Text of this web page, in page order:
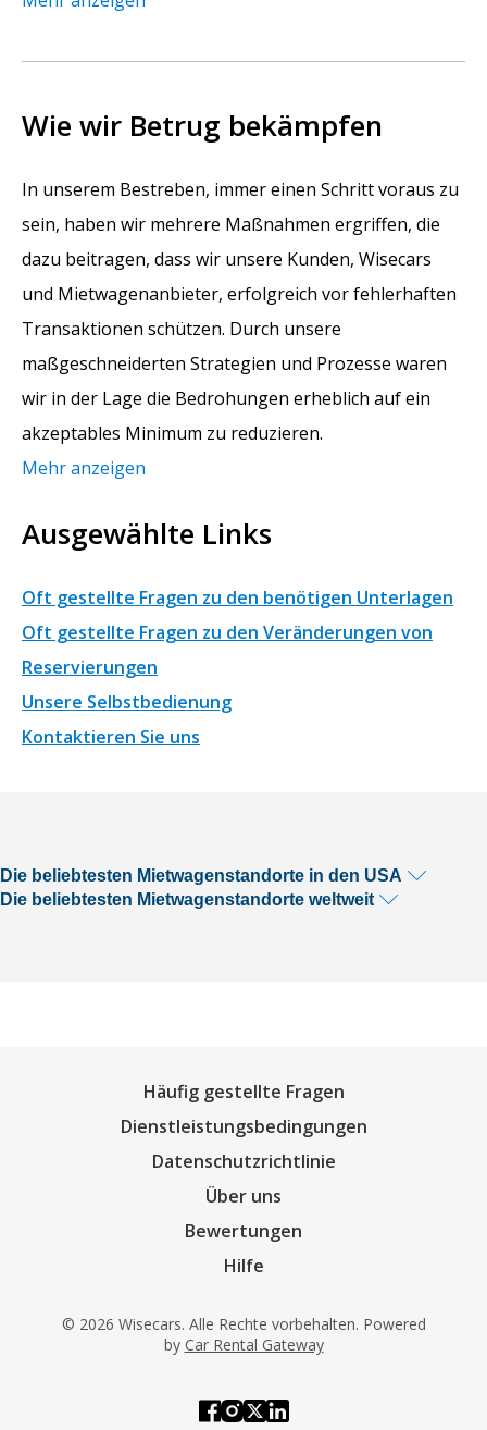
Wie wir Betrug bekämpfen
In unserem Bestreben, immer einen Schritt voraus zu
sein, haben wir mehrere Maßnahmen ergriffen, die
dazu beitragen, dass wir unsere Kunden, Wisecars
und Mietwagenanbieter, erfolgreich vor fehlerhaften
Transaktionen schützen. Durch unsere
maßgeschneiderten Strategien und Prozesse waren
wir in der Lage die Bedrohungen erheblich auf ein
akzeptables Minimum zu reduzieren.
Mehr anzeigen
Ausgewählte Links
Oft gestellte Fragen zu den benötigen Unterlagen
Oft gestellte Fragen zu den Veränderungen von
Reservierungen
Unsere Selbstbedienung
Kontaktieren Sie uns
Die beliebtesten Mietwagenstandorte in den USA
Die beliebtesten Mietwagenstandorte weltweit
Häufig gestellte Fragen
Dienstleistungsbedingungen
Datenschutzrichtlinie
Über uns
Bewertungen
Hilfe
© 2026 Wisecars. Alle Rechte vorbehalten. Powered
by Car Rental Gateway